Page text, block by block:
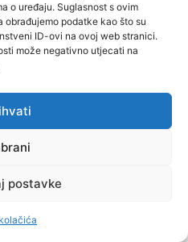
o uređaju. Suglasnost s ovim
podatke kao što su
ID-ovi na ovoj web stranici.
može negativno utjecati na
postavke
u svom pastirskom
3. prosinca 2000. (usp.
uz teme pobačaja,
do vremena rasprava o
. Prizivi za
iz humanih
okružja umiranja: bilo
i duševnih, bilo zbog
pristupa medicine. (…)